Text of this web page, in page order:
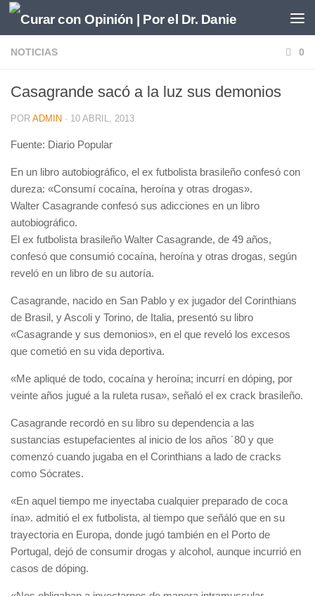
Saltar al contenido
NOTICIAS 0
Casagrande sacó a la luz sus demonios
POR ADMIN · 10 ABRIL, 2013
Fuente: Diario Popular
En un libro autobiográfico, el ex futbolista brasileño confesó con
dureza: «Consumí cocaína, heroína y otras drogas».
Walter Casagrande confesó sus adicciones en un libro
autobiográfico.
El ex futbolista brasileño Walter Casagrande, de 49 años,
confesó que consumió cocaína, heroína y otras drogas, según
reveló en un libro de su autoría.
Casagrande, nacido en San Pablo y ex jugador del Corinthians
de Brasil, y Ascoli y Torino, de Italia, presentó su libro
«Casagrande y sus demonios», en el que reveló los excesos
que cometió en su vida deportiva.
«Me apliqué de todo, cocaína y heroína; incurrí en dóping, por
veinte años jugué a la ruleta rusa», señaló el ex crack brasileño.
Casagrande recordó en su libro su dependencia a las
sustancias estupefacientes al inicio de los años ´80 y que
comenzó cuando jugaba en el Corinthians a lado de cracks
como Sócrates.
«En aquel tiempo me inyectaba cualquier preparado de coca
ína». admitió el ex futbolista, al tiempo que señáló que en su
trayectoria en Europa, donde jugó también en el Porto de
Portugal, dejó de consumir drogas y alcohol, aunque incurrió en
casos de dóping.